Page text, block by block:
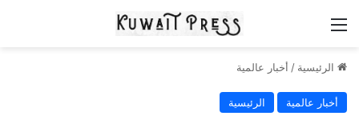
الرئيسية / أخبار عالمية
أخبار عالمية الرئيسية